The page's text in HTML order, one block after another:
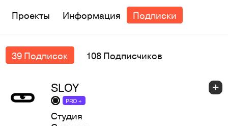
Проекты Информация Подписки
39 Подписок 108 Подписчиков
SLOY
PRO +
Студия